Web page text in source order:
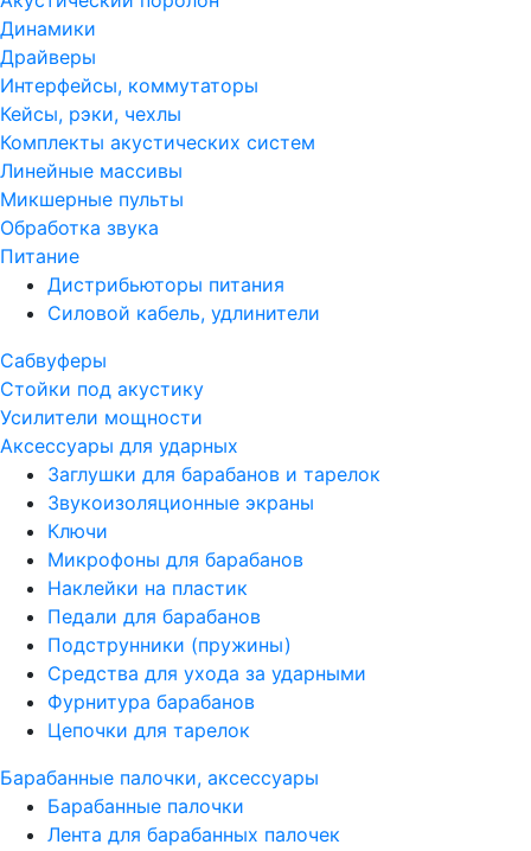
Динамики
Драйверы
Интерфейсы, коммутаторы
Кейсы, рэки, чехлы
Комплекты акустических систем
Линейные массивы
Микшерные пульты
Обработка звука
Питание
Дистрибьюторы питания
Силовой кабель, удлинители
Сабвуферы
Стойки под акустику
Усилители мощности
Аксессуары для ударных
Заглушки для барабанов и тарелок
Звукоизоляционные экраны
Ключи
Микрофоны для барабанов
Наклейки на пластик
Педали для барабанов
Подструнники (пружины)
Средства для ухода за ударными
Фурнитура барабанов
Цепочки для тарелок
Барабанные палочки, аксессуары
Барабанные палочки
Лента для барабанных палочек